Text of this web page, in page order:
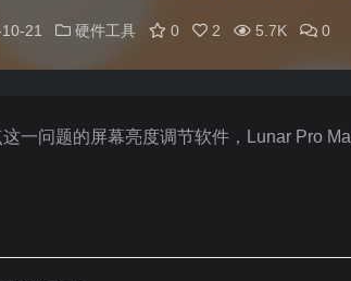
21 硬件工具 0 2 5.7K 0
一问题的屏幕亮度调节软件，Lunar Pro